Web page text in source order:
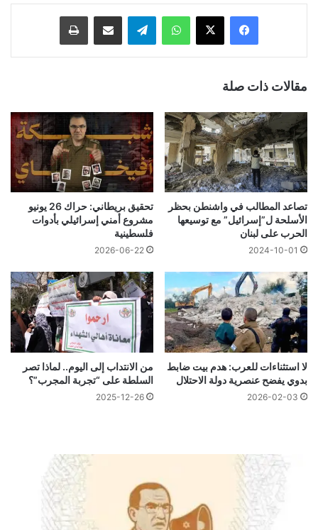
فيسبوك ‫X واتساب تيلقرام مشاركة عبر البريد طباعة
مقالات ذات صلة
تصاعد المطالب في واشنطن بحظر
الأسلحة ل”إسرائيل” مع توسيعها
الحرب على لبنان
2024-10-01
تحقيق بريطاني: حراك 26 يونيو
مشروع أمني إسرائيلي بأدوات
فلسطينية
2026-06-22
لا استثناءات للعرب: هدم بيت ضابط
بدوي يفضح عنصرية دولة الاحتلال
2026-02-03
من الانتداب إلى اليوم.. لماذا تصر
السلطة على “تجربة المجرب”؟
2025-12-26